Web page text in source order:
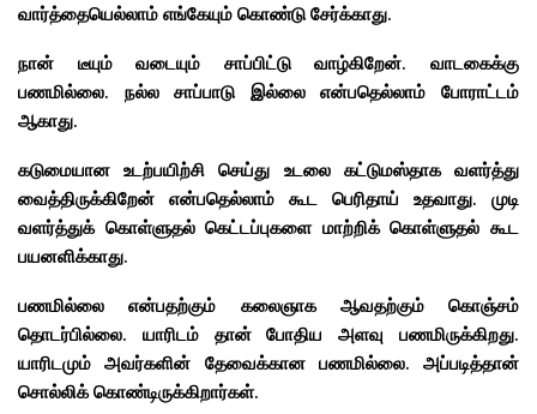
வார்த்தையெல்லாம் எங்கேயும் கொண்டு சேர்க்காது.
நான் டீயும் வடையும் சாப்பிட்டு வாழ்கிறேன். வாடகைக்கு
பணமில்லை. நல்ல சாப்பாடு இல்லை என்பதெல்லாம் போராட்டம்
ஆகாது.
கடுமையான உடற்பயிற்சி செய்து உடலை கட்டுமஸ்தாக வளர்த்து
வைத்திருக்கிறேன் என்பதெல்லாம் கூட பெரிதாய் உதவாது. முடி
வளர்த்துக் கொள்ளுதல் கெட்டப்புகளை மாற்றிக் கொள்ளுதல் கூட
பயனளிக்காது.
பணமில்லை என்பதற்கும் கலைஞாக ஆவதற்கும் கொஞ்சம்
தொடர்பில்லை. யாரிடம் தான் போதிய அளவு பணமிருக்கிறது.
யாரிடமும் அவர்களின் தேவைக்கான பணமில்லை. அப்படித்தான்
சொல்லிக் கொண்டிருக்கிறார்கள்.